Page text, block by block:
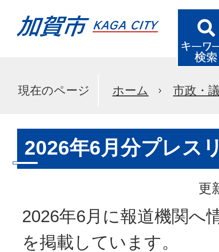
現在のページ ホーム 市政・
2026年6月分プレス
更
2026年6月に報道機関へ
を掲載しています。